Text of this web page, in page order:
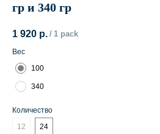
гр и 340 гр
1 920 р. / 1 pack
Вес
100
340
Количество
12
24